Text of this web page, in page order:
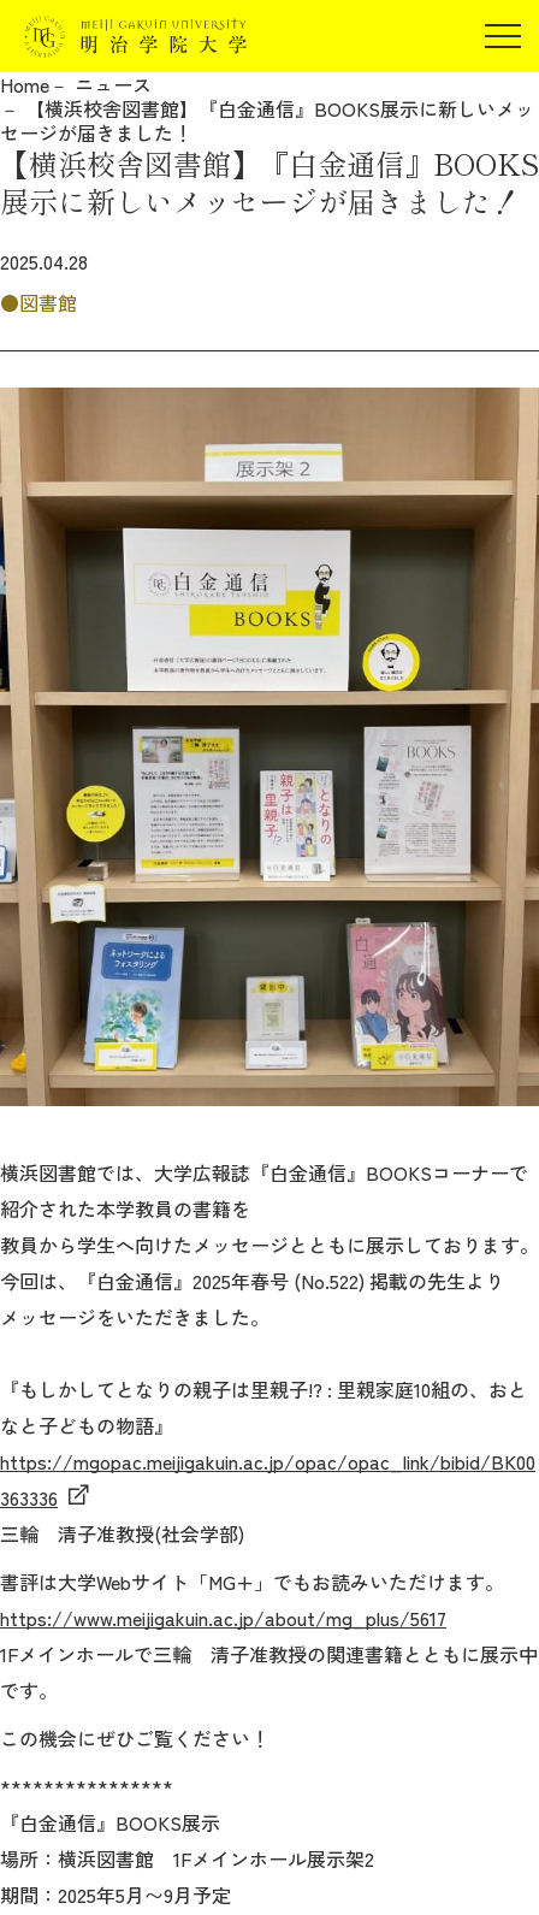
在学生の方
保証人の方
企業・研究者の方
JP EN
明治学院大学について
留学・国際交流
キャリア
ボランティア
生涯学習・社会連携
入試情報サイト
MGグッズ オンラインショップ
（外部サイト）
アクセス
お問合わせ
Home
ニュース
【横浜校舎図書館】『白金通信』BOOKS展示に新しいメッ
セージが届きました！
【横浜校舎図書館】『白金通信』BOOKS
展示に新しいメッセージが届きました！
2025.04.28
図書館
横浜図書館では、大学広報誌『白金通信』BOOKSコーナーで
紹介された本学教員の書籍を
教員から学生へ向けたメッセージとともに展示しております。
今回は、『白金通信』2025年春号 (No.522) 掲載の先生より
メッセージをいただきました。
『もしかしてとなりの親子は里親子!? : 里親家庭10組の、おと
なと子どもの物語』
https://mgopac.meijigakuin.ac.jp/opac/opac_link/bibid/BK00
363336
三輪 清子准教授(社会学部)
書評は大学Webサイト「MG+」でもお読みいただけます。
https://www.meijigakuin.ac.jp/about/mg_plus/5617
1Fメインホールで三輪 清子准教授の関連書籍とともに展示中
です。
この機会にぜひご覧ください！
****************
『白金通信』BOOKS展示
場所：横浜図書館 1Fメインホール展示架2
期間：2025年5月〜9月予定